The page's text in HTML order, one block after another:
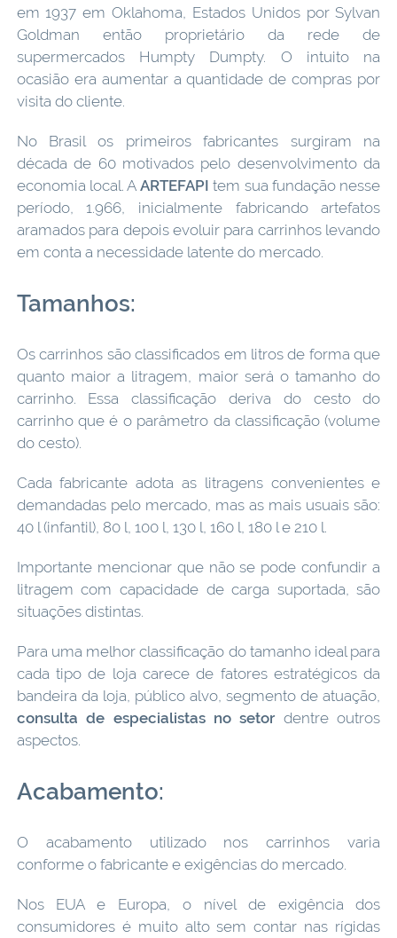
em 1937 em Oklahoma, Estados Unidos por Sylvan
Goldman então proprietário da rede de
supermercados Humpty Dumpty. O intuito na
ocasião era aumentar a quantidade de compras por
visita do cliente.
No Brasil os primeiros fabricantes surgiram na
década de 60 motivados pelo desenvolvimento da
economia local. A ARTEFAPItem sua fundação nesse
período, 1.966, inicialmente fabricando artefatos
aramados para depois evoluir para carrinhos levando
em conta a necessidade latente do mercado.
Tamanhos:
Os carrinhos são classificados em litros de forma que
quanto maior a litragem, maior será o tamanho do
carrinho. Essa classificação deriva do cesto do
carrinho que é o parâmetro da classificação (volume
do cesto).
Cada fabricante adota as litragens convenientes e
demandadas pelo mercado, mas as mais usuais são:
40 l (infantil), 80 l, 100 l, 130 l, 160 l, 180 l e 210 l.
Importante mencionar que não se pode confundir a
litragem com capacidade de carga suportada, são
situações distintas.
Para uma melhor classificação do tamanho ideal para
cada tipo de loja carece de fatores estratégicos da
bandeira da loja, público alvo, segmento de atuação,
consulta de especialistas no setor dentre outros
aspectos.
Acabamento:
O acabamento utilizado nos carrinhos varia
conforme o fabricante e exigências do mercado.
Nos EUA e Europa, o nível de exigência dos
consumidores é muito alto sem contar nas rígidas